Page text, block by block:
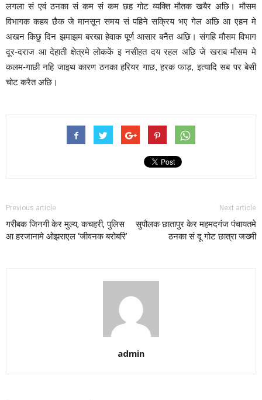
लगला सं एवं ठनका सं कम सं कम छह गोट व्यक्ति मौतक खबैर अछि। मौसम
विभागक कहब छैक जे मानसून समय सं पहिने सक्रिय भए गेल अछि आ एहन मे
अखन किछु दिन झमाझम बरखा हेवाक पूर्ण आसार बनैत अछि। संगहि मौसम विभाग
दूर-दराज आ देहाती क्षेत्रमे लोककें इ नसीहत दय रहल अछि जे खराब मौसम मे
कलम-गाछी नहि जाइथ कारण ठनका हरियर गाछ, हरक फाड़, इत्यादि सब पर बेसी
चोट करैत अछि।
Previous article
गरीबक जिनगी केर मुल्य, कचहरी, पुलिस
आ हरजानामे ओझराएल ‘जीवनक बरोबरि’
Next article
सुपौलक छातापुर केर महमदगंज पंचायतमे
ठनका सं दू गोट छात्रा जख्मी
admin